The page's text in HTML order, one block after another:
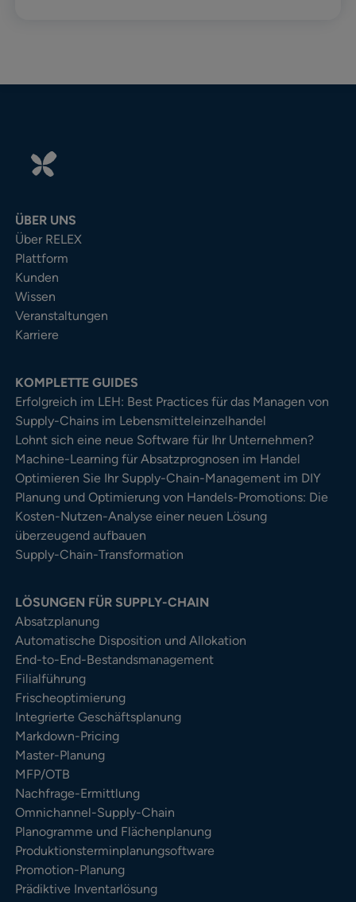
ÜBER UNS
Über RELEX
Plattform
Kunden
Wissen
Veranstaltungen
Karriere
KOMPLETTE GUIDES
Erfolgreich im LEH: Best Practices für das Managen von
Supply-Chains im Lebensmitteleinzelhandel
Lohnt sich eine neue Software für Ihr Unternehmen?
Machine-Learning für Absatzprognosen im Handel
Optimieren Sie Ihr Supply-Chain-Management im DIY
Planung und Optimierung von Handels-Promotions: Die
Kosten-Nutzen-Analyse einer neuen Lösung
überzeugend aufbauen
Supply-Chain-Transformation
LÖSUNGEN FÜR SUPPLY-CHAIN
Absatzplanung
Automatische Disposition und Allokation
End-to-End-Bestandsmanagement
Filialführung
Frischeoptimierung
Integrierte Geschäftsplanung
Markdown-Pricing
Master-Planung
MFP/OTB
Nachfrage-Ermittlung
Omnichannel-Supply-Chain
Planogramme und Flächenplanung
Produktionsterminplanungsoftware
Promotion-Planung
Prädiktive Inventarlösung